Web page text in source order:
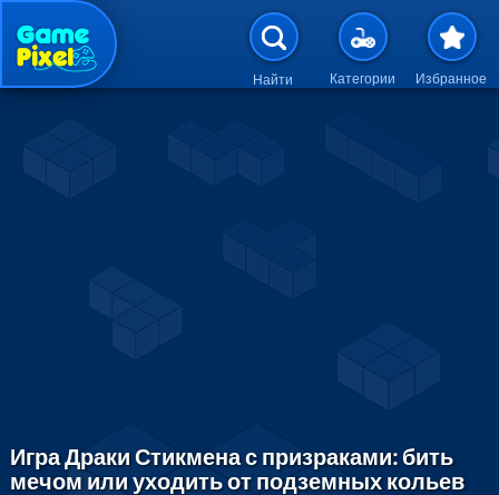
Перейти к основному
Найти Категории Избранное
Игра Драки Стикмена с призраками: бить
мечом или уходить от подземных кольев